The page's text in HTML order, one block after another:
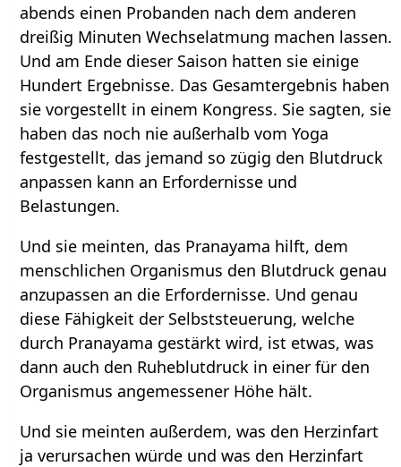
abends einen Probanden nach dem anderen
dreißig Minuten Wechselatmung machen lassen.
Und am Ende dieser Saison hatten sie einige
Hundert Ergebnisse. Das Gesamtergebnis haben
sie vorgestellt in einem Kongress. Sie sagten, sie
haben das noch nie außerhalb vom Yoga
festgestellt, das jemand so zügig den Blutdruck
anpassen kann an Erfordernisse und
Belastungen.
Und sie meinten, das Pranayama hilft, dem
menschlichen Organismus den Blutdruck genau
anzupassen an die Erfordernisse. Und genau
diese Fähigkeit der Selbststeuerung, welche
durch Pranayama gestärkt wird, ist etwas, was
dann auch den Ruheblutdruck in einer für den
Organismus angemessener Höhe hält.
Und sie meinten außerdem, was den Herzinfart
ja verursachen würde und was den Herzinfart